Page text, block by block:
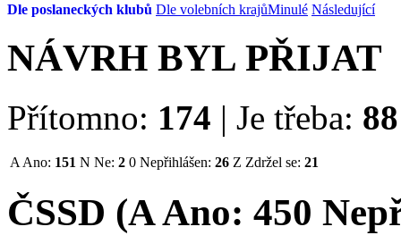
Dle poslaneckých klubů Dle volebních krajůMinulé Následující
NÁVRH BYL PŘIJAT
Přítomno: 174 | Je třeba: 88
A Ano: 151 N Ne: 2 0 Nepřihlášen: 26 Z Zdržel se: 21
ČSSD (AAno: 450